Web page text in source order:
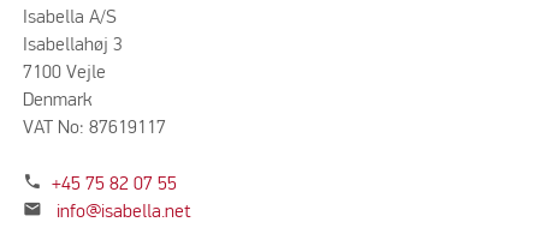
Isabella A/S
Isabellahøj 3
7100 Vejle
Denmark
VAT No: 87619117
phone +45 75 82 07 55
mail info@isabella.net